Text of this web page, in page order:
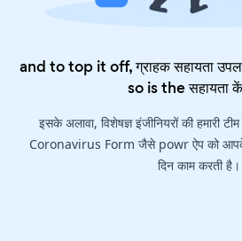
and to top it off, ग्राहक सहायता
so is theसहायता
इसके अलावा, विशेषज्ञ इंजीनियरों की
Coronavirus Form जैसे powr ऐप को आपके
दिन काम करती है।